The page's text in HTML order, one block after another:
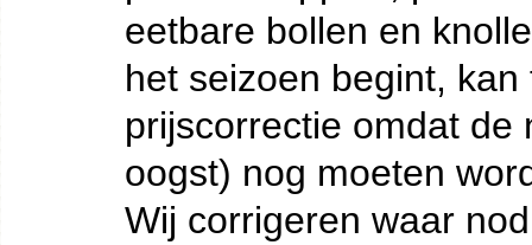
eetbare bollen en
het seizoen begint,
prijscorrectie omdat de
oogst) nog moeten
Wij corrigeren waar